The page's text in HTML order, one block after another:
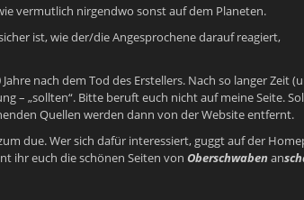
vermutlich nirgendwo sonst auf dem Planeten.
ist, wie der/die Angesprochene darauf reagiert,
nach dem Tod des Erstellers. Nach so langer Zeit
– „sollten“. Bitte beruft euch nicht auf meine Seite.
Quellen werden dann von der Website entfernt.
due. Wer sich dafür interessiert, guggt auf der
ihr euch die schönen Seiten von Oberschwaben an